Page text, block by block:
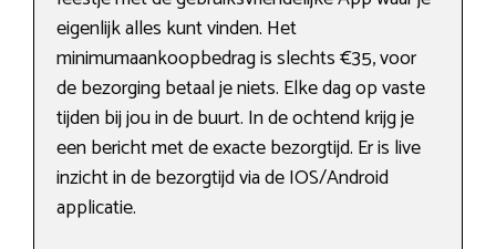
eigenlijk alles kunt vinden. Het
minimumaankoopbedrag is slechts €35, voor
de bezorging betaal je niets. Elke dag op vaste
tijden bij jou in de buurt. In de ochtend krijg je
een bericht met de exacte bezorgtijd. Er is live
inzicht in de bezorgtijd via de IOS/Android
applicatie.